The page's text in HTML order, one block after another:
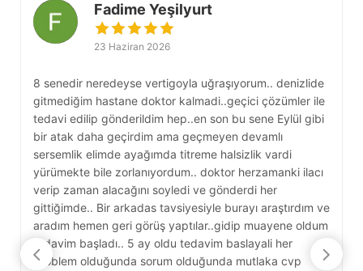
Fadime Yeşilyurt
23 Haziran 2026
8 senedir neredeyse vertigoyla uğraşıyorum.. denizlide
gitmediğim hastane doktor kalmadi..geçici çözümler ile
tedavi edilip gönderildim hep..en son bu sene Eylül gibi
bir atak daha geçirdim ama geçmeyen devamlı
sersemlik elimde ayağımda titreme halsizlik vardi
yürümekte bile zorlanıyordum.. doktor herzamanki ilacı
verip zaman alacağını soyledi ve gönderdi her
gittiğimde.. Bir arkadas tavsiyesiyle burayı araştırdım ve
aradım hemen geri görüş yaptılar..gidip muayene oldum
tedavim başladı.. 5 ay oldu tedavim baslayali her
problem olduğunda sorum olduğunda mutlaka cvp